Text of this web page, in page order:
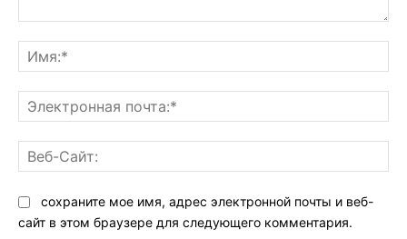
сохраните мое имя, адрес электронной почты и веб-
сайт в этом браузере для следующего комментария.